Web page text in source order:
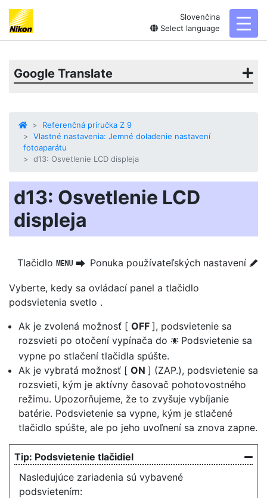
Slovenčina
Select language
Google Translate
Referenčná príručka Z 9
Vlastné nastavenia: Jemné doladenie nastavení
fotoaparátu
d13: Osvetlenie LCD displeja
d13: Osvetlenie LCD
displeja
Tlačidlo G U Ponuka používateľských nastavení A
Vyberte, kedy sa ovládací panel a tlačidlo
podsvietenia svetlo .
Ak je zvolená možnosť [ OFF ], podsvietenie sa
rozsvieti po otočení vypínača do D Podsvietenie sa
vypne po stlačení tlačidla spúšte.
Ak je vybratá možnosť [ ON ] (ZAP.), podsvietenie sa
rozsvieti, kým je aktívny časovač pohotovostného
režimu. Upozorňujeme, že to zvyšuje vybíjanie
batérie. Podsvietenie sa vypne, kým je stlačené
tlačidlo spúšte, ale po jeho uvoľnení sa znova zapne.
Podsvietenie tlačidiel
Nasledujúce zariadenia sú vybavené
podsvietením: